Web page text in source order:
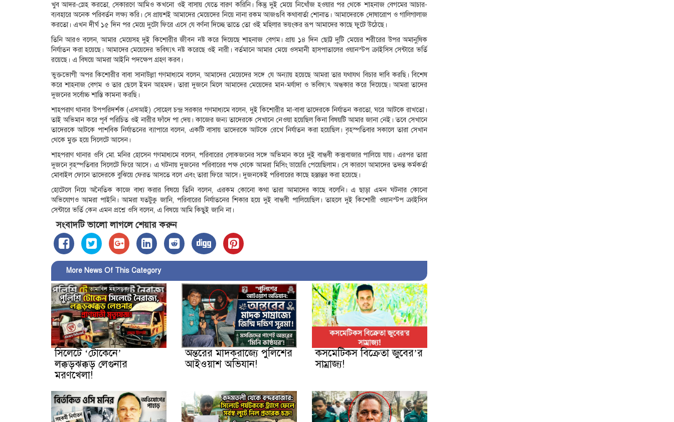
খুব আদর-স্নেহ করতো, সেকারণে আমিও কখনো ওই বাসায় যেতে বারণ করিনি। কিন্তু দুই মেয়ে নিখোঁজ হওয়ার পর থেকে শাহনাজ বেগমের আচার-
ব্যবহারে অনেক পরিবর্তন লক্ষ্য করি। সে প্রায়শই আমাদের মেয়েদের নিয়ে নানা রকম আজগুবি কথাবার্তা শোনাত। আমাদেরকে দোষারোপ ও গালিগালাজ
করতো। এখন দীর্ঘ ১৫ দিন পর মেয়ে দুটো ফিরে এসে যে বর্ণনা দিচ্ছে তাতে তো ওই মহিলার ভয়ংকর রূপ আমাদের কাছে ফুটে উঠেছে।
তিনি আরও বলেন, আমার মেয়েসহ দুই কিশোরীর জীবন নষ্ট করে দিয়েছে শাহনাজ বেগম। প্রায় ১৪ দিন ছোট্ট দুটি মেয়ের শরীরের উপর অমানুষিক
নির্যাতন করা হয়েছে। আমাদের মেয়েদের ভবিষ্যৎ নষ্ট করেছে ওই নারী। বর্তমানে আমার মেয়ে ওসমানী হাসপাতালের ওয়ানস্টপ ক্রাইসিস সেন্টারে ভর্তি
রয়েছে। এ বিষয়ে আমরা আইনি পদক্ষেপ গ্রহণ করব।
ভুক্তভোগী অপর কিশোরীর বাবা সানাউল্লা গণমাধ্যমে বলেন, আমাদের মেয়েদের সঙ্গে যে অন্যায় হয়েছে আমরা তার যথাযথ বিচার দাবি করছি। বিশেষ
করে শাহনাজ বেগম ও তার ছেলে ইমন আহমদ। তারা দুজনে মিলে আমাদের মেয়েদের মান-মর্যাদা ও ভবিষ্যৎ অন্ধকার করে দিয়েছে। আমরা তাদের
দুজনের সর্বোচ্চ শাস্তি কামনা করছি।
শাহপরাণ থানার উপপরিদর্শক (এসআই) সোহেল চন্দ্র সরকার গণমাধ্যমে বলেন, দুই কিশোরীর মা-বাবা তাদেরকে নির্যাতন করতো, ঘরে আটকে রাখতো।
তাই অভিমান করে পূর্ব পরিচিত ওই নারীর ফাঁদে পা দেয়। কাজের জন্য তাদেরকে সেখানে নেওয়া হয়েছিল কিনা বিষয়টি আমার জানা নেই। তবে সেখানে
তাদেরকে আটকে পাশবিক নির্যাতনের ব্যাপারে বলেন, একটি বাসায় তাদেরকে আটকে রেখে নির্যাতন করা হয়েছিল। বৃহস্পতিবার সকালে তারা সেখান
থেকে মুক্ত হয়ে সিলেটে আসেন।
শাহপরাণ থানার ওসি মো. মনির হোসেন গণমাধ্যমে বলেন, পরিবারের লোকজনের সঙ্গে অভিমান করে দুই বান্ধবী কক্সবাজার পালিয়ে যায়। এরপর তারা
দুজনে বৃহস্পতিবার সিলেটে ফিরে আসে। এ ঘটনায় দুজনের পরিবারের পক্ষ থেকে আমরা মিসিং ডায়েরি পেয়েছিলাম। সে কারণে আমাদের তদন্ত কর্মকর্তা
মোবাইল ফোনে তাদেরকে বুঝিয়ে ফেরত আসতে বলে এবং তারা ফিরে আসে। দুজনকেই পরিবারের কাছে হস্তান্তর করা হয়েছে।
হোটেলে নিয়ে অনৈতিক কাজে বাধ্য করার বিষয়ে তিনি বলেন, এরকম কোনো কথা তারা আমাদের কাছে বলেনি। এ ছাড়া এমন ঘটনার কোনো
অভিযোগও আমরা পাইনি। আমরা যতটুকু জানি, পরিবারের নির্যাতনের শিকার হয়ে দুই বান্ধবী পালিয়েছিল। তাহলে দুই কিশোরী ওয়ানস্টপ ক্রাইসিস
সেন্টারে ভর্তি কেন এমন প্রশ্নে ওসি বলেন, এ বিষয়ে আমি কিছুই জানি না।
সংবাদটি ভালো লাগলে শেয়ার করুন
More News Of This Category
সিলেটে ‘টোকেনে’
লক্কড়ঝক্কড় লেগুনার
মরণখেলা!
অন্তরের মাদকরাজ্যে পুলিশের
আইওয়াশ অভিযান!
কসমেটিকস বিক্রেতা জুবের’র
সাম্রাজ্য!